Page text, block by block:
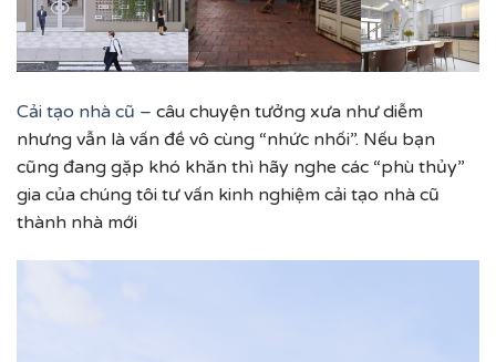
Cải tạo nhà cũ – câu chuyện tưởng xưa như diễm
nhưng vẫn là vấn đề vô cùng “nhức nhối”. Nếu bạn
cũng đang gặp khó khăn thì hãy nghe các “phù thủy”
gia của chúng tôi tư vấn kinh nghiệm cải tạo nhà cũ
thành nhà mới